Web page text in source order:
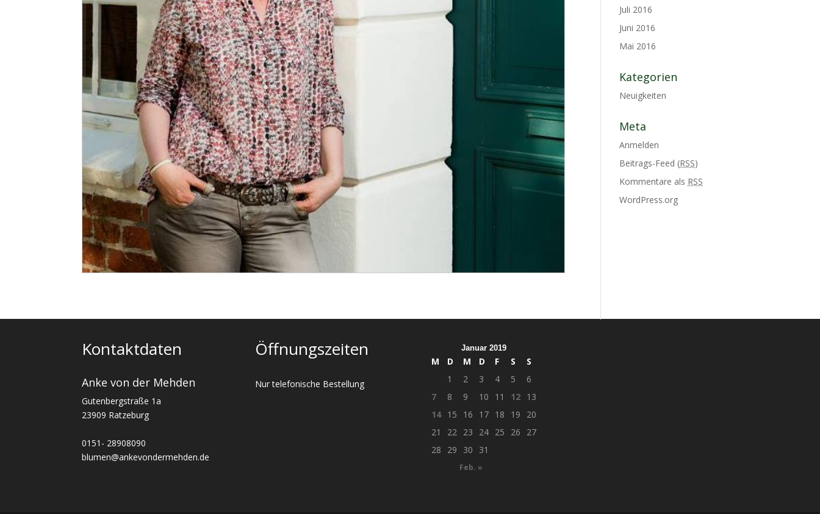
Juli 2016
Juni 2016
Mai 2016
Kategorien
Neuigkeiten
Meta
Anmelden
Beitrags-Feed (RSS)
Kommentare als RSS
WordPress.org
Kontaktdaten
Anke von der Mehden
Gutenbergstraße 1a
23909 Ratzeburg
0151- 28908090
blumen@ankevondermehden.de
Öffnungszeiten
Nur telefonische Bestellung
Januar 2019
M D M D F S S
Feb. »
1 2 3 4 5
6
7
8 9 10 11 12
13
14
15 16 17 18 19
20
21
22 23 24 25 26
27
28
29 30 31